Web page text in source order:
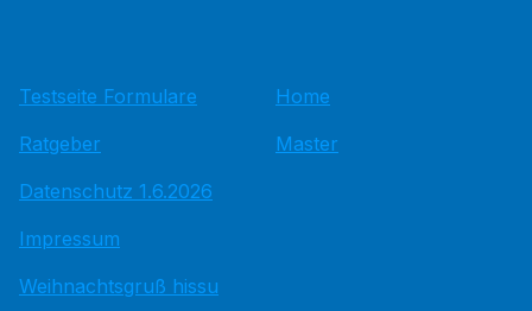
Testseite Formulare
Ratgeber
Datenschutz 1.6.2026
Impressum
Weihnachtsgruß hissu
Home
Master